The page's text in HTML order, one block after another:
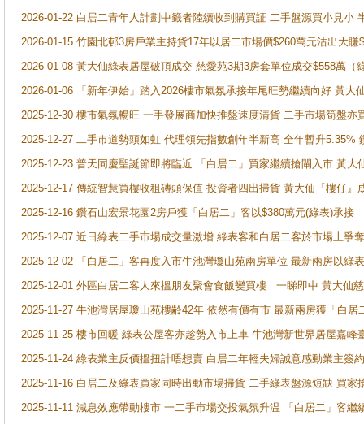
2026-01-22 白居二青年人計劃中籤者陸續收到購買証 二手盤源買小見小
2026-01-15 竹園北邨3房戶業主持貨17年以居二市場價$260萬元沽出大賺
2026-01-08 黃大仙綠表居屋破頂成交 慈愛苑3期3房套單位成交$558萬（
2026-01-06 「新年伊始」踏入2026樓市氣氛承接年尾旺勢繼續向好 黃
2025-12-30 樓市氣氛暢旺 一手發展商加快推盤速度清貨 二手市場筍盤
2025-12-27 二手市道勢頭如虹 代理領先指數創年半新高 全年暫升5.35%
2025-12-23 普天同慶聖誕節即將臨近 「白居二」買家繼續搶閘入市 黃
2025-12-17 傳統智慧買樓收租磚頭保值 投資者四出掃貨 黃大仙『樓仔
2025-12-16 鑽石山宏景花園2房戶獲「白居二」客以$380萬元(綠表)承接
2025-12-07 近日綠表二手市場成交量激增 綠表客和白居二客於市場上
2025-12-02 「白居二」客再度入市牛池灣瓊山苑兩房單位 最新兩房以綠
2025-12-01 外區白居二客人來搵朋友聚會食飯變買樓 一睇即中 黃大仙
2025-11-27 牛池灣居屋瓊山苑樓齢42年 依然有價有市 最新兩房獲「白居
2025-11-25 樓市回暖 綠表公屋客亦趁勢入市上車 牛池灣新世界居屋嘉峰
2025-11-24 綠表業主反價搵扭計唔想賣 白居二年輕夫婦誠意感動業主簽
2025-11-16 白居二及綠表買家同時出動市場掃貨 二手綠表盤源短缺 買
2025-11-11 減息效應帶動樓市 一二手市場交投氣氛升温 「白居二」客